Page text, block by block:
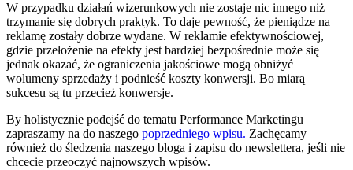
W przypadku działań wizerunkowych nie zostaje nic innego niż
trzymanie się dobrych praktyk. To daje pewność, że pieniądze na
reklamę zostały dobrze wydane. W reklamie efektywnościowej,
gdzie przełożenie na efekty jest bardziej bezpośrednie może się
jednak okazać, że ograniczenia jakościowe mogą obniżyć
wolumeny sprzedaży i podnieść koszty konwersji. Bo miarą
sukcesu są tu przecież konwersje.
By holistycznie podejść do tematu Performance Marketingu
zapraszamy na do naszego poprzedniego wpisu. Zachęcamy
również do śledzenia naszego bloga i zapisu do newslettera, jeśli nie
chcecie przeoczyć najnowszych wpisów.